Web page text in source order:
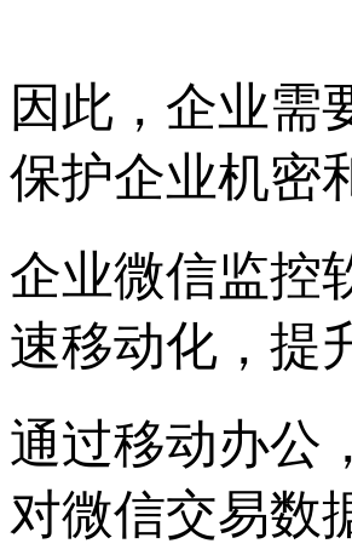
因此，企业需
保护企业机密
企业微信监控
速移动化，提
通过移动办公
对微信交易数